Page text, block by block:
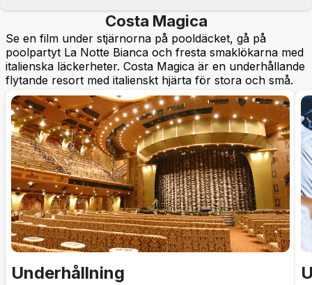
Costa Magica
Se en film under stjärnorna på pooldäcket, gå på
poolpartyt La Notte Bianca och fresta smaklökarna med
italienska läckerheter. Costa Magica är en underhållande
flytande resort med italienskt hjärta för stora och små.
Underhållning